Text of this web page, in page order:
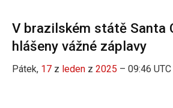
V brazilském státě Santa
hlášeny vážné záplavy
Pátek, 17 z leden z 2025 – 09:46 UTC